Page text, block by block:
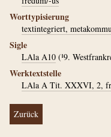
Worttypisierung
textintegriert,
Sigle
LAla A10 (¹9.
Werktextstelle
LAla A Tit. XXXVI, 2,
Zurück